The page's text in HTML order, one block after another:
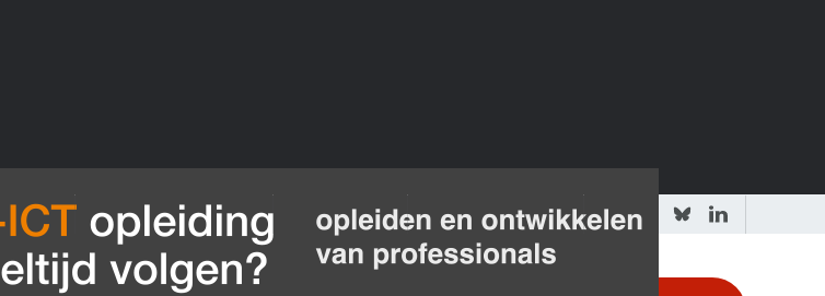
de GIC Tip de redactie Adverteren in de GIC